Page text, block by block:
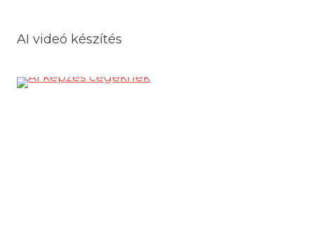
AI videó készítés